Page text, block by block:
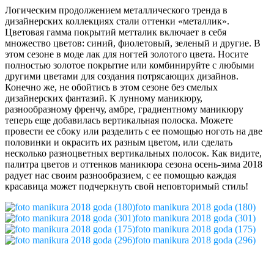
Логическим продолжением металлического тренда в
дизайнерских коллекциях стали оттенки «металлик».
Цветовая гамма покрытий метталик включает в себя
множество цветов: синий, фиолетовый, зеленый и другие. В
этом сезоне в моде лак для ногтей золотого цвета. Носите
полностью золотое покрытие или комбинируйте с любыми
другими цветами для создания потрясающих дизайнов.
Конечно же, не обойтись в этом сезоне без смелых
дизайнерских фантазий. К лунному маникюру,
разнообразному френчу, амбре, градиентному маникюру
теперь еще добавилась вертикальная полоска. Можете
провести ее сбоку или разделить с ее помощью ноготь на две
половинки и окрасить их разным цветом, или сделать
несколько разноцветных вертикальных полосок. Как видите,
палитра цветов и оттенков маникюра сезона осень-зима 2018
радует нас своим разнообразием, с ее помощью каждая
красавица может подчеркнуть свой неповторимый стиль!
foto manikura 2018 goda (180)
foto manikura 2018 goda (301)
foto manikura 2018 goda (175)
foto manikura 2018 goda (296)